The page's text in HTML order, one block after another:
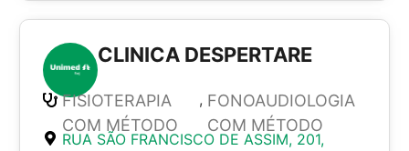
CLINICA DESPERTARE
FISIOTERAPIA
COM MÉTODO
, FONOAUDIOLOGIA
COM MÉTODO
RUA SÃO FRANCISCO DE ASSIM, 201,